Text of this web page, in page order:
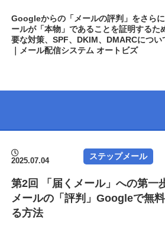
Googleからの「メールの評判」をさら
ールが「本物」であることを証明するた
要な対策、SPF、DKIM、DMARCについ
｜メール配信システム オートビズ
2025.07.04 ステップメール
第2回 「届くメール」への第一
メールの「評判」Googleで無
る方法